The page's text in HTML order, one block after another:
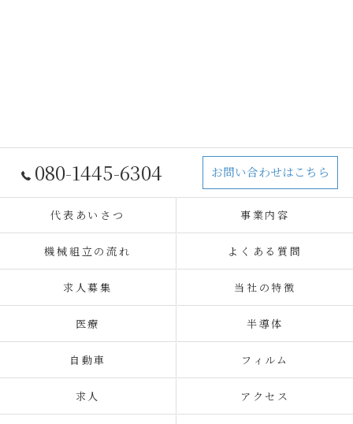
080-1445-6304 お問い合わせはこちら
代表あいさつ 事業内容
機械組立の流れ よくある質問
求人募集 当社の特徴
医療 半導体
自動車 フィルム
求人 アクセス